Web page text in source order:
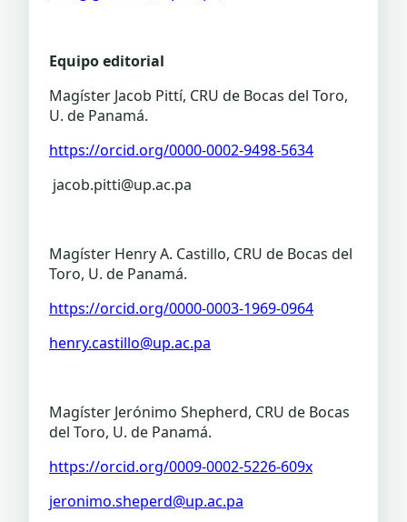
Equipo editorial
Magíster Jacob Pittí, CRU de Bocas del Toro,
U. de Panamá.
https://orcid.org/0000-0002-9498-5634
jacob.pitti@up.ac.pa
Magíster Henry A. Castillo, CRU de Bocas del
Toro, U. de Panamá.
https://orcid.org/0000-0003-1969-0964
henry.castillo@up.ac.pa
Magíster Jerónimo Shepherd, CRU de Bocas
del Toro, U. de Panamá.
https://orcid.org/0009-0002-5226-609x
jeronimo.sheperd@up.ac.pa